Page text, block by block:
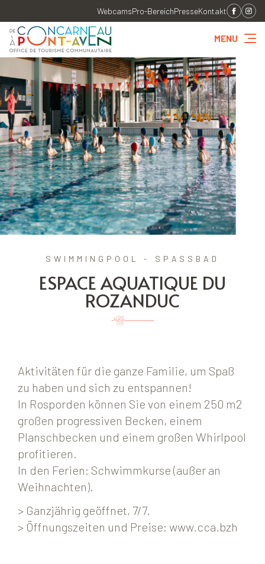
WebcamsPro-BereichPresseKontakt
MENU
SWIMMINGPOOL - SPASSBAD
ESPACE AQUATIQUE DU
ROZANDUC
Aktivitäten für die ganze Familie, um Spaß
zu haben und sich zu entspannen!
In Rosporden können Sie von einem 250 m2
großen progressiven Becken, einem
Planschbecken und einem großen Whirlpool
profitieren.
In den Ferien: Schwimmkurse (außer an
Weihnachten).
> Ganzjährig geöffnet, 7/7.
> Öffnungszeiten und Preise: www.cca.bzh